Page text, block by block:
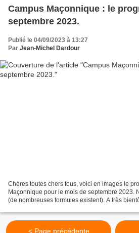
Campus Maçonnique : le
septembre 2023.
Publié le 04/09/2023 à 13:27
Par Jean-Michel Dardour
Chères toutes chers tous, voici en images le
Maçonnique pour le mois de septembre 2023.
(de nombreuses formules existent). A très
< Page précédente